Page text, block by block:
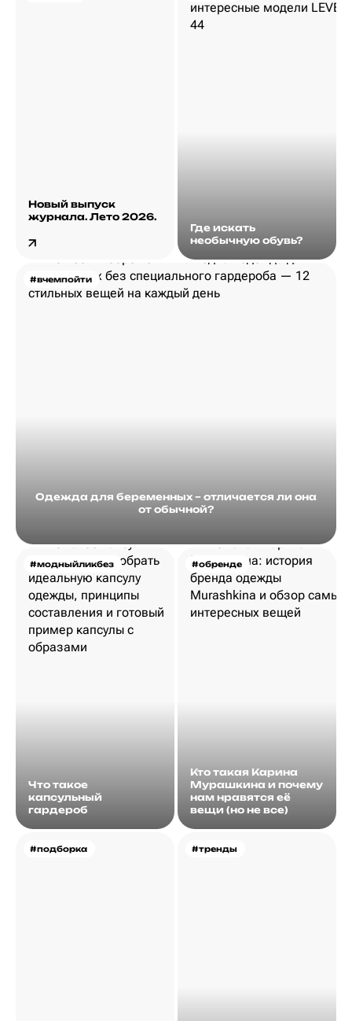
Новый выпуск
журнала. Лето 2026.
Где искать
необычную обувь?
#вчемпойти
Одежда для беременных – отличается ли она
от обычной?
#модныйликбез
Что такое
капсульный
гардероб
#обренде
Кто такая Карина
Мурашкина и почему
нам нравятся её
вещи (но не все)
#подборка #тренды